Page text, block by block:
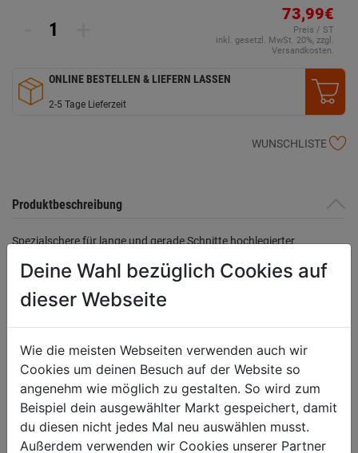
73,99€
Preis / ST
inkl. gesetzl. MwSt. 20%, zzgl.
Versandkosten.
ONLINE BESTELLEN & LIEFERN LASSEN
2-5 Tage Lieferzeit
WUNSCHLISTE
Produktbeschreibung
Spezialschere für lange und gerade Schnitte hochlegierter
Schneidenhärte 60 - 62 HRC
Bewertung
HERSTELLERINFORMATIONEN
Deine Wahl bezüglich Cookies auf
dieser Webseite
Wie die meisten Webseiten verwenden auch wir
Cookies um deinen Besuch auf der Website so
angenehm wie möglich zu gestalten. So wird zum
Beispiel dein ausgewählter Markt gespeichert, damit
du diesen nicht jedes Mal neu auswählen musst.
Außerdem verwenden wir Cookies unserer Partner